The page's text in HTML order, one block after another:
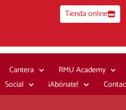
Tienda online
Cantera RMU Academy
Social ¡Abónate!